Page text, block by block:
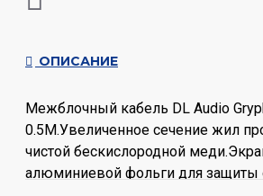
ОПИСАНИЕ
Межблочный кабель DL Audio
0.5M.Увеличенное сечение жил
чистой бескислородной
алюминиевой фольги для защиты